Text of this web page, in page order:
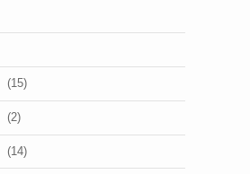
(15)
(2)
(14)